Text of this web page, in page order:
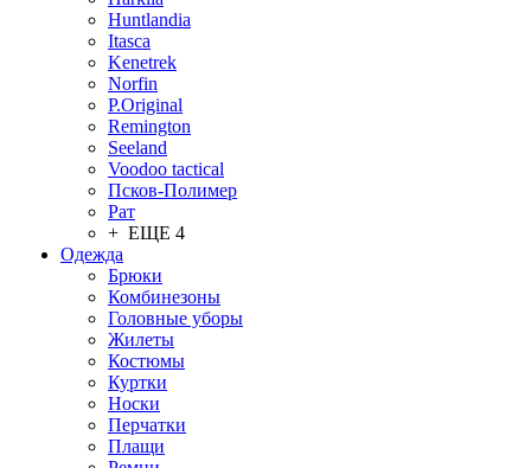
Huntlandia
Itasca
Kenetrek
Norfin
P.Original
Remington
Seeland
Voodoo tactical
Псков-Полимер
Рат
+ ЕЩЕ 4
Одежда
Брюки
Комбинезоны
Головные уборы
Жилеты
Костюмы
Куртки
Носки
Перчатки
Плащи